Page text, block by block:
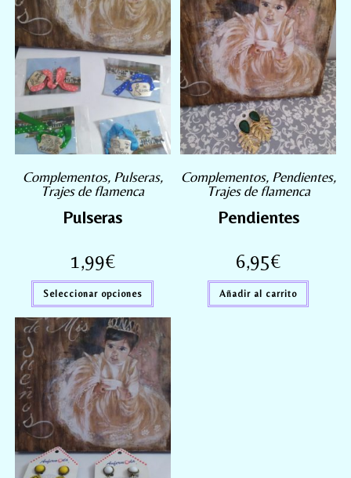
Complementos, Pulseras,
Trajes de flamenca
Pulseras
1,99€
Seleccionar opciones
Complementos, Pendientes,
Trajes de flamenca
Pendientes
6,95€
Añadir al carrito